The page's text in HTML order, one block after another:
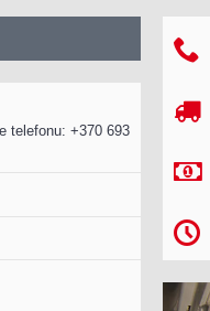
telefonu: +370 693